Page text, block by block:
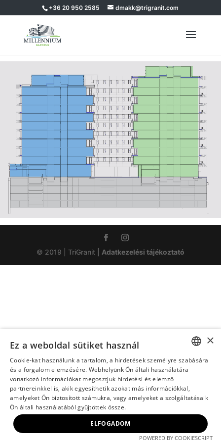
+36 20 950 2585 dmakk@trigranit.com
© 2019 | TriGranit | Adatkezelési tájékoztató
HUNGARIAN
ENGLISH
×
Ez a weboldal sütiket használ
Cookie-kat használunk a tartalom, a hirdetések személyre szabására
és a forgalom elemzésére. Webhelyünk Ön általi használatára
vonatkozó információkat megosztjuk hirdetési és elemző
partnereinkkel is, akik egyesíthetik azokat más információkkal,
amelyeket Ön biztosított számukra, vagy amelyeket a szolgáltatásaik
Ön általi használatából gyűjtöttek össze.
ELFOGADOM
POWERED BY COOKIESCRIPT